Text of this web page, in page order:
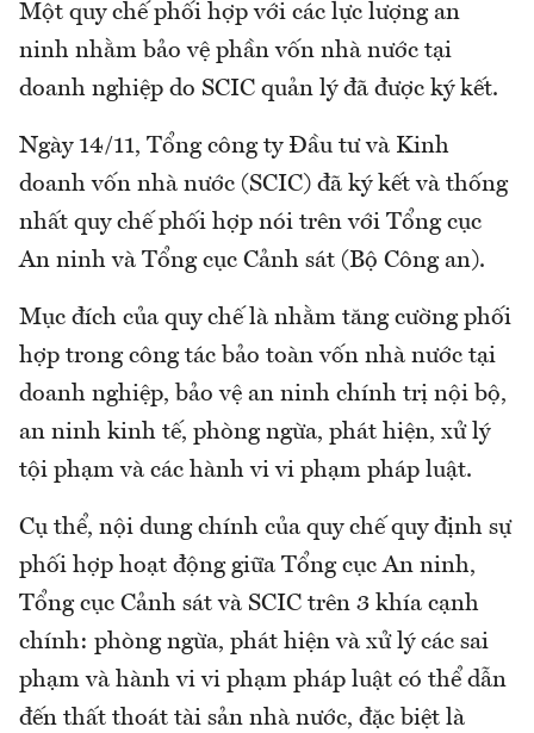
Một quy chế phối hợp với các lực lượng an
ninh nhằm bảo vệ phần vốn nhà nước tại
doanh nghiệp do SCIC quản lý đã được ký kết.
Ngày 14/11, Tổng công ty Đầu tư và Kinh
doanh vốn nhà nước (SCIC) đã ký kết và thống
nhất quy chế phối hợp nói trên với Tổng cục
An ninh và Tổng cục Cảnh sát (Bộ Công an).
Mục đích của quy chế là nhằm tăng cường phối
hợp trong công tác bảo toàn vốn nhà nước tại
doanh nghiệp, bảo vệ an ninh chính trị nội bộ,
an ninh kinh tế, phòng ngừa, phát hiện, xử lý
tội phạm và các hành vi vi phạm pháp luật.
Cụ thể, nội dung chính của quy chế quy định sự
phối hợp hoạt động giữa Tổng cục An ninh,
Tổng cục Cảnh sát và SCIC trên 3 khía cạnh
chính: phòng ngừa, phát hiện và xử lý các sai
phạm và hành vi vi phạm pháp luật có thể dẫn
đến thất thoát tài sản nhà nước, đặc biệt là